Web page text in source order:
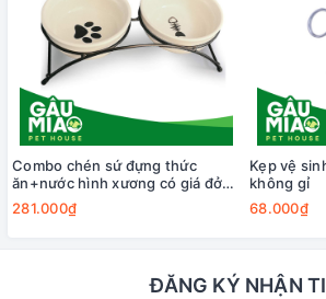
Combo chén sứ đựng thức
ăn+nước hình xương có giá đở
12.5*5cm LWS-5330
281.000₫
Kẹp vệ
không gỉ
68.000₫
ĐĂNG KÝ NHẬN